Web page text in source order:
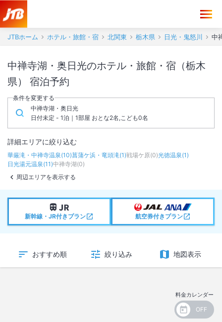
JTBホーム ホテル・旅館・宿 北関東 栃木県 日光・鬼怒川 中
中禅寺湖・奥日光のホテル・旅館・宿（栃木
県） 宿泊予約
条件を変更する
中禅寺湖・奥日光
日付未定 - 1泊｜1部屋 おとな2名,こども0名
詳細エリアに絞り込む
華厳滝・中禅寺温泉(10)菖蒲ケ浜・竜頭滝(1)戦場ケ原(0)光徳温泉(1)
日光湯元温泉(11)中禅寺湖(0)
周辺エリアを表示する
新幹線・JR付きプラン 航空券付きプラン
おすすめ順 絞り込み 地図表示
料金カレンダー